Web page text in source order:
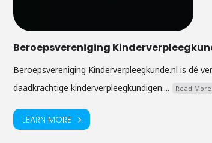
Beroepsvereniging
Beroepsvereniging Kinderverpleegkunde.nl is dé
daadkrachtige kinderverpleegkundigen....
Read More.
LEARN MORE